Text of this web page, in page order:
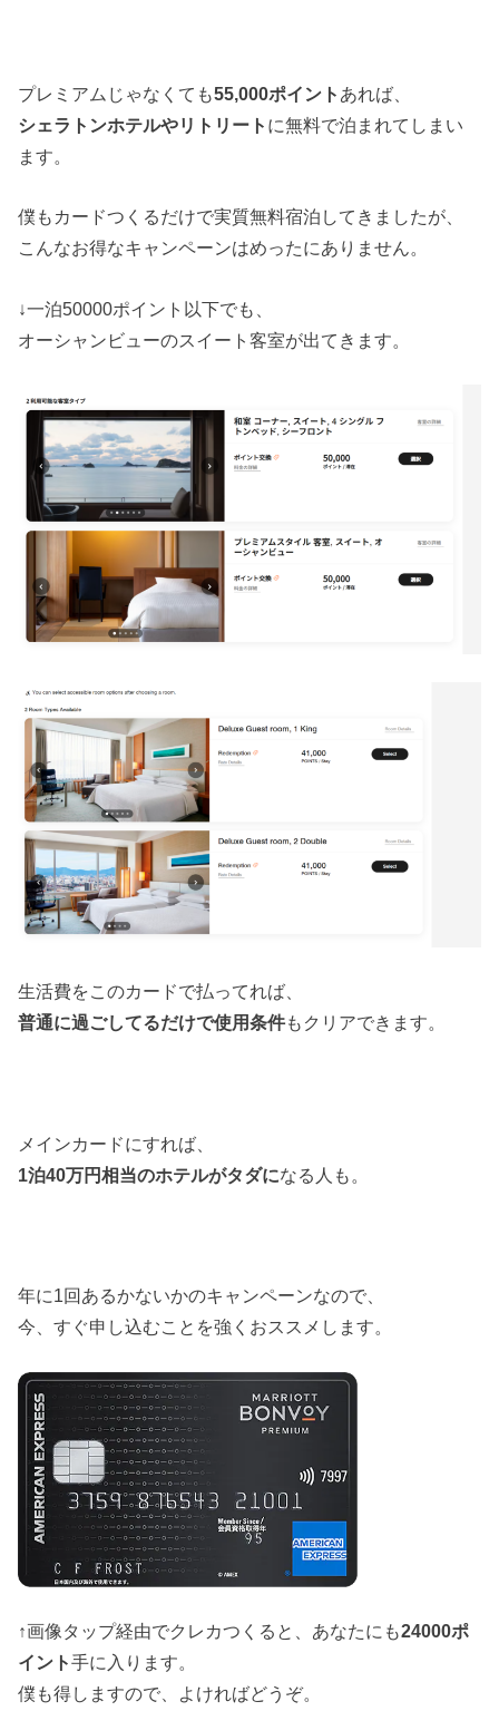
プレミアムじゃなくても55,000ポイント あれば、
シェラトンホテルやリトリート に無料で泊まれてしまい
ます。
僕もカードつくるだけで実質無料宿泊してきましたが、
こんなお得なキャンペーンはめったにありません。
↓一泊50000ポイント以下でも、
オーシャンビューのスイート客室が出てきます。
生活費をこのカードで払ってれば、
普通に過ごしてるだけで使用条件もクリアできます。
メインカードにすれば、
1泊40万円相当のホテルがタダになる人も。
年に1回あるかないかのキャンペーンなので、
今、すぐ申し込むことを強くおススメします。
↑画像タップ経由でクレカつくると、あなたにも24000ポ
イント手に入ります。
僕も得しますので、よければどうぞ。